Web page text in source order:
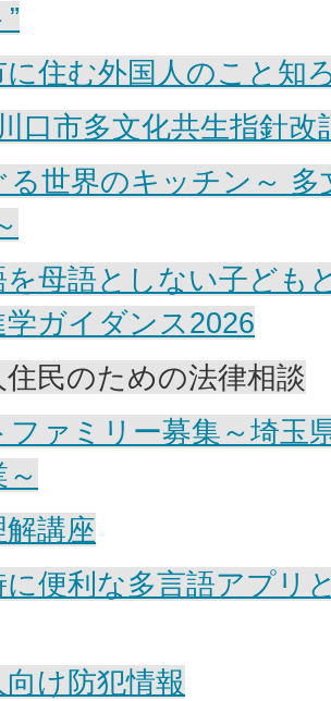
に住む外国人のこと知
口市多文化共生指針改
る世界のキッチン～
を母語としない子ども
学ガイダンス2026
住民のための法律相談
ファミリー募集～埼玉
解講座
に便利な多言語アプリ
け防犯情報